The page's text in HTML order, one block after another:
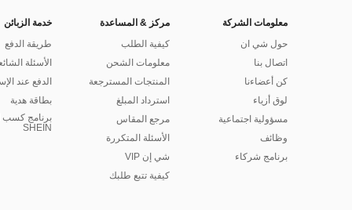
معلومات الشركة
حول شي ان
اتصال بنا
كن أعضاءنا
لوق أزياء
مسؤولية اجتماعية
وظائف
برنامج شركاء
مركز & المساعدة
كيفية الطلب
معلومات الشحن
المنتجات المسترجعة
استرداد المبلغ
مرجع المقاس
الأسئلة المتكررة
شي إن VIP
كيفية تتبع طلبك
خدمة الزبائن
طريقة الدفع
الأسئلة
الدفع عند
بطاقة هدية
برنامج كسب
SHEIN